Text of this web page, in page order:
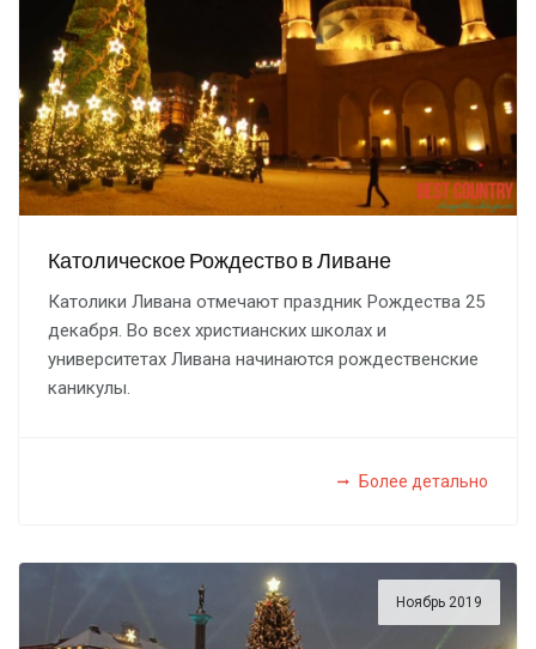
Католическое Рождество в Ливане
Католики Ливана отмечают праздник Рождества 25
декабря. Во всех христианских школах и
университетах Ливана начинаются рождественские
каникулы.
Более детально
Ноябрь 2019